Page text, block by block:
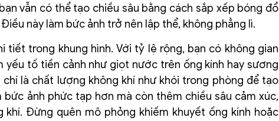
vẫn có thể tạo chiều sâu bằng cách sắp xếp bóng đổ
này làm bức ảnh trở nên lập thể, không phẳng lì.
tiết trong khung hình. Với tỷ lệ rộng, bạn có không gian
yếu tố tiền cảnh như giọt nước trên ống kính hay sương
là chất lượng không khí như khói trong phòng để tạo
ảnh phức tạp hơn mà còn thêm chiều sâu cảm xúc,
Đừng quên mô phỏng khiếm khuyết ống kính hoặc